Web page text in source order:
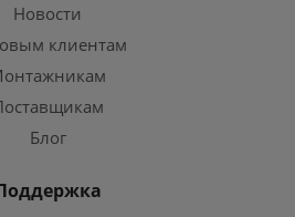
Новости
клиентам
Блог